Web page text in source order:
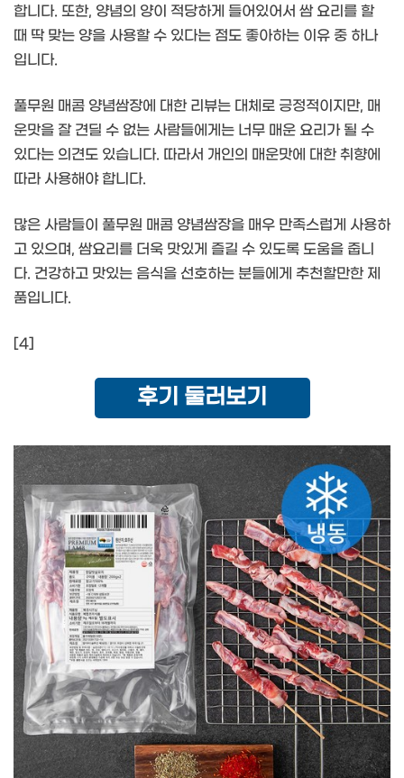
합니다. 또한, 양념의 양이 적당하게 들어있어서 쌈 요리를 할
때 딱 맞는 양을 사용할 수 있다는 점도 좋아하는 이유 중 하나
입니다.
풀무원 매콤 양념쌈장에 대한 리뷰는 대체로 긍정적이지만, 매
운맛을 잘 견딜 수 없는 사람들에게는 너무 매운 요리가 될 수
있다는 의견도 있습니다. 따라서 개인의 매운맛에 대한 취향에
따라 사용해야 합니다.
많은 사람들이 풀무원 매콤 양념쌈장을 매우 만족스럽게 사용하
고 있으며, 쌈요리를 더욱 맛있게 즐길 수 있도록 도움을 줍니
다. 건강하고 맛있는 음식을 선호하는 분들에게 추천할만한 제
품입니다.
[4]
후기 둘러보기